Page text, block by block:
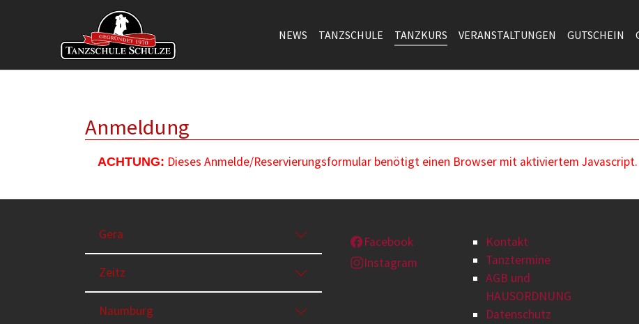
NEWS TANZSCHULE TANZKURS VERANSTALTUNGEN GUTSCHEIN
Anmeldung
ACHTUNG: Dieses Anmelde/Reservierungsformular benötigt einen Browser mit aktiviertem Javascript.
Gera
Zeitz
Naumburg
Facebook
Instagram
Kontakt
Tanztermine
AGB und
HAUSORDNUNG
Datenschutz